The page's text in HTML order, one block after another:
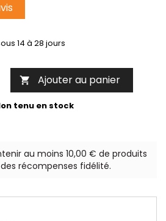
14 à 28 jours
 Ajouter au panier
tenu en stock
au moins 10,00 € de produits
récompenses fidélité.